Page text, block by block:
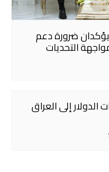
ضرورة دعم
التحديات
إلى العراق